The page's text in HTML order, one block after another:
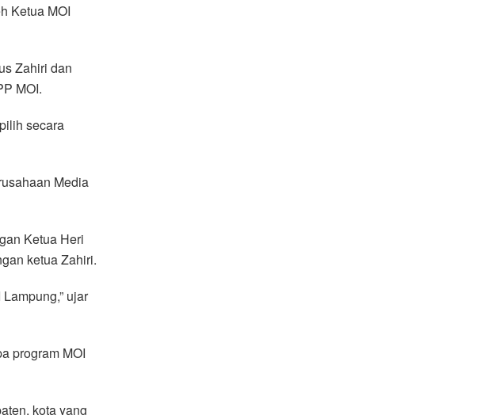
Ketua MOI
Zahiri dan
MOI.
secara
Media
Ketua Heri
ketua Zahiri.
ujar
program MOI
kota yang